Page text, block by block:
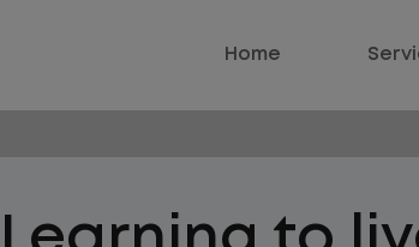
Home